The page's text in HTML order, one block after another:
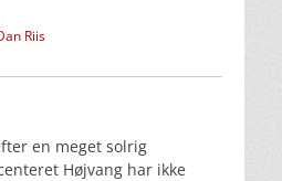
Riis
en meget solrig
Højvang har ikke